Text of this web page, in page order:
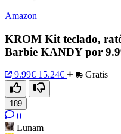
Amazon
KROM Kit teclado,
Barbie KANDY por
9.99€ 15.24€ Gratis
189
0
Lunam